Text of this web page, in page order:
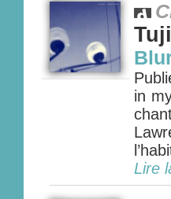
in
Lire